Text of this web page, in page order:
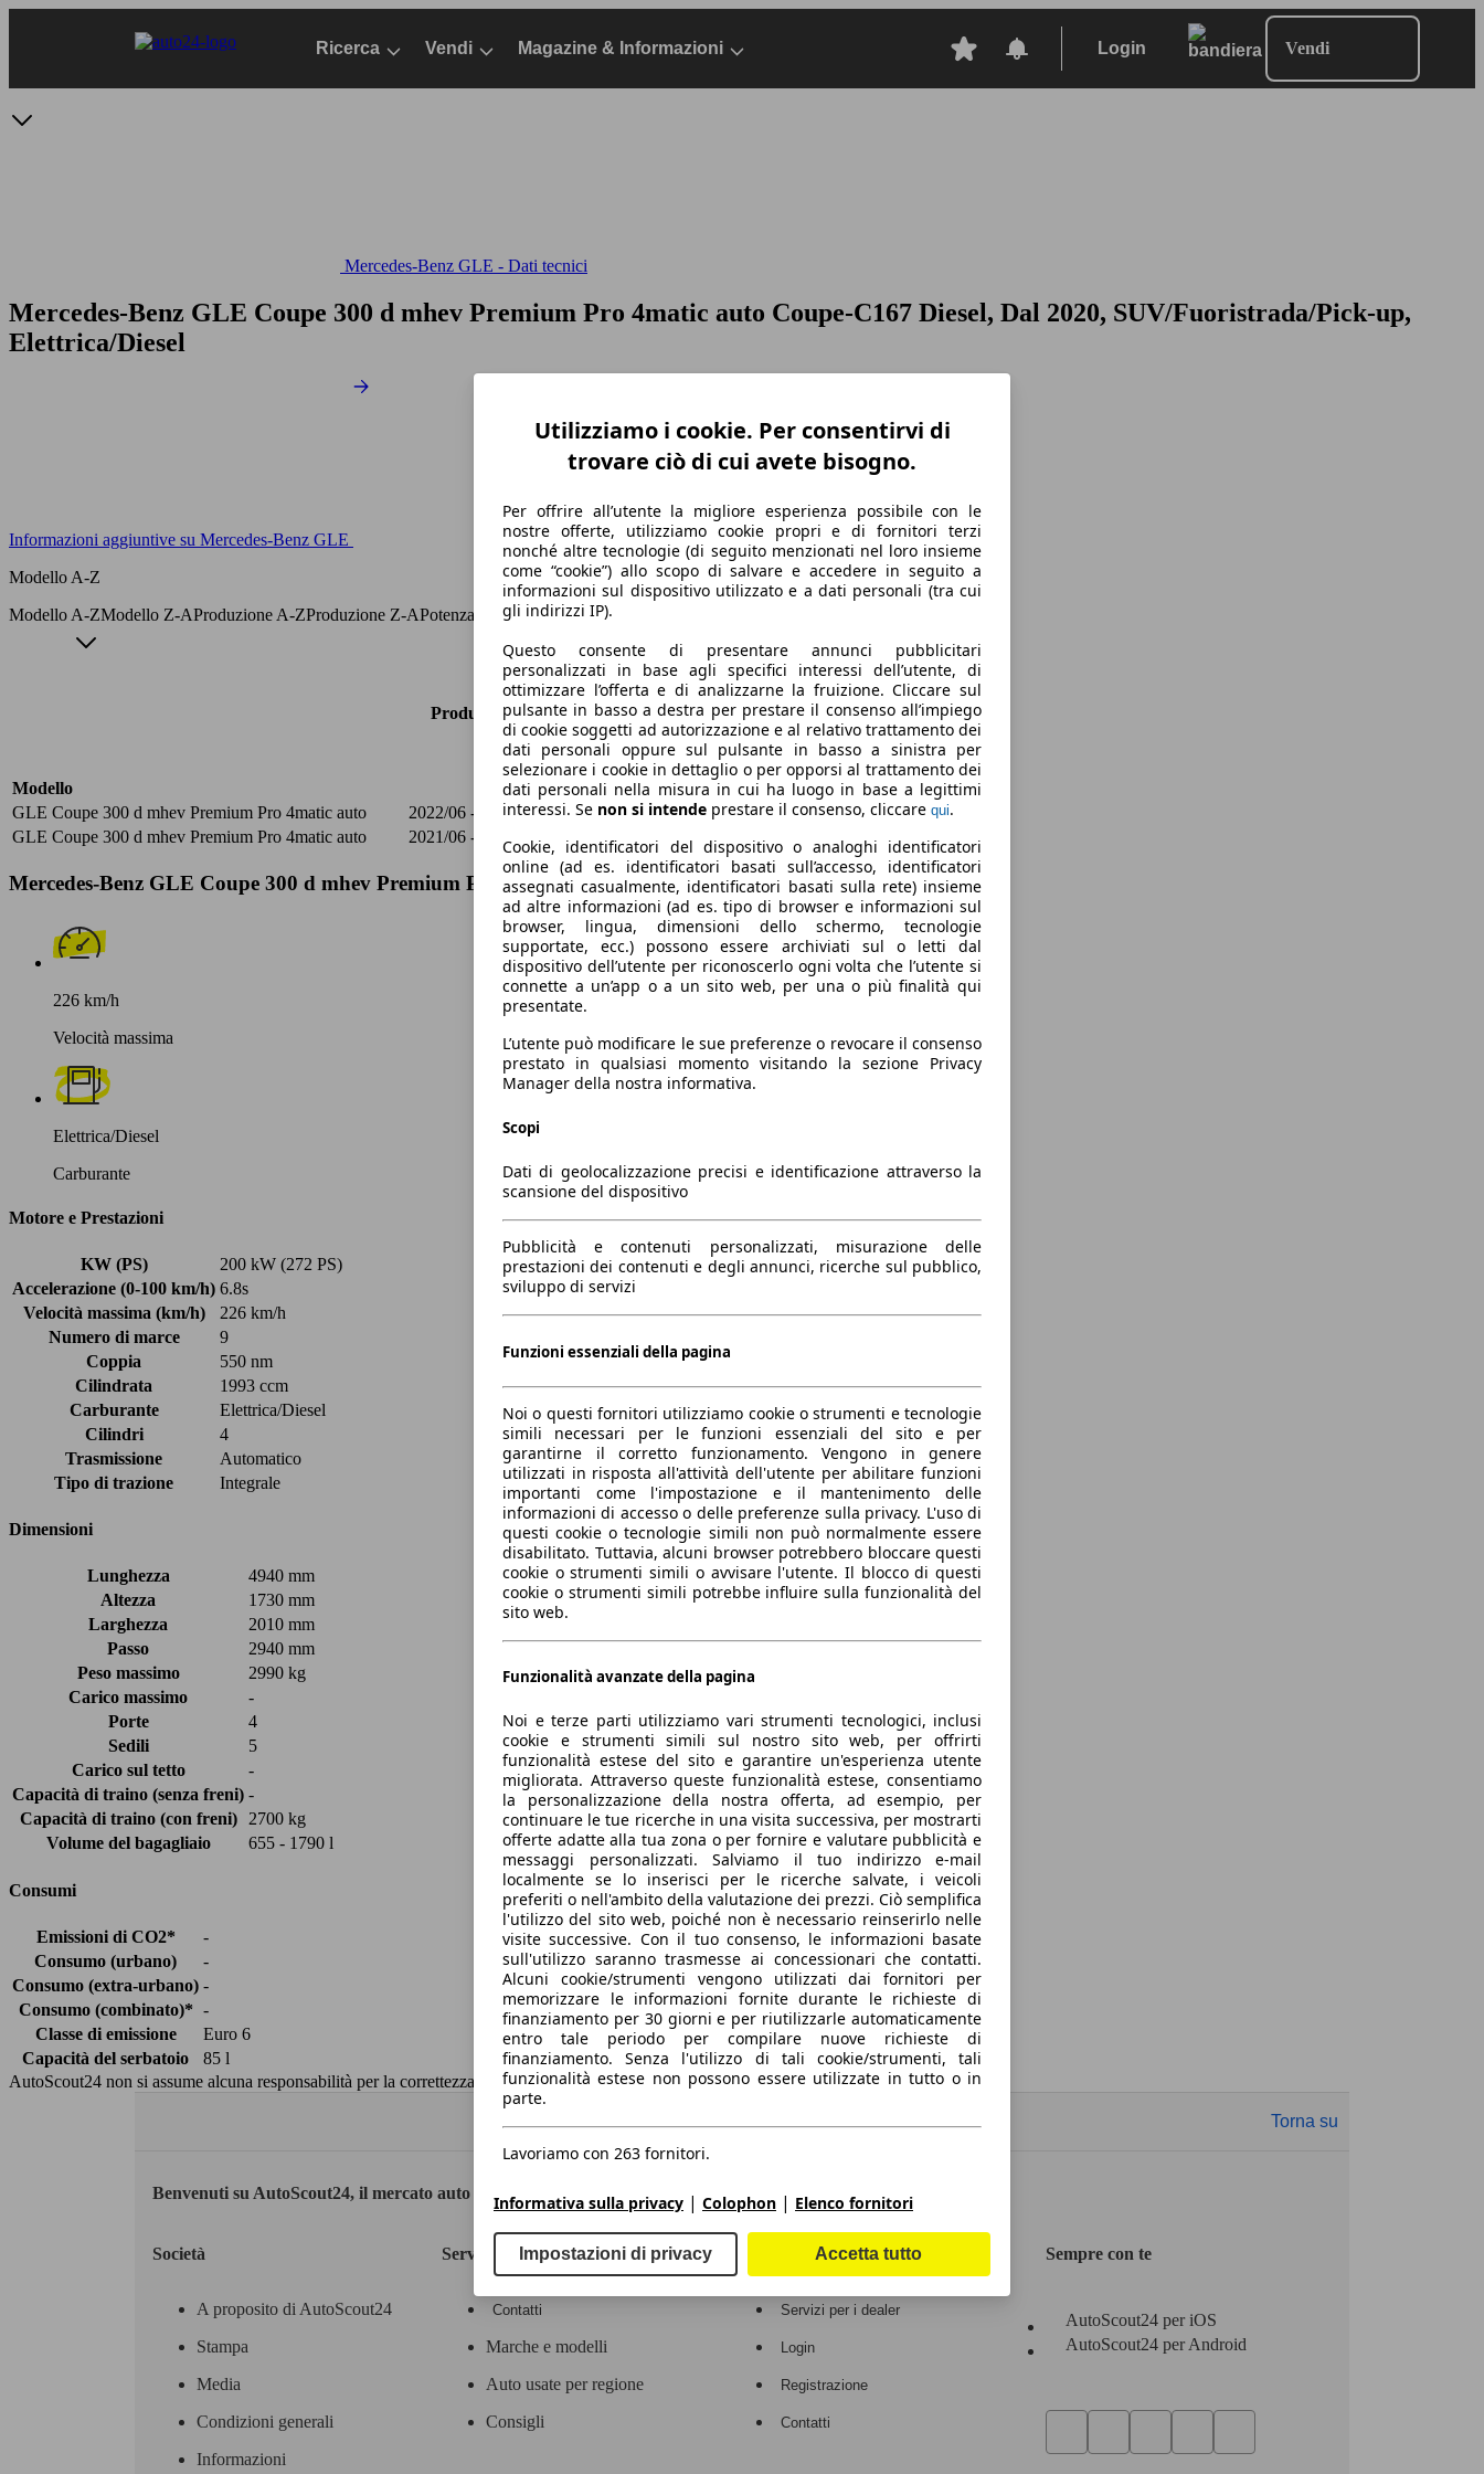
Ricerca Vendi Magazine & Informazioni Login Vendi
Mercedes-Benz GLE - Dati tecnici
Mercedes-Benz GLE Coupe 300 d mhev Premium Pro 4matic auto Coupe-C167 Diesel, Dal 2020, SUV/Fuoristrada/Pick-up,
Elettrica/Diesel
Informazioni aggiuntive su Mercedes-Benz GLE
Modello A-Z
Modello A-ZModello Z-AProduzione A-ZProduzione Z-APotenza A-ZPotenza Z-AØ Consumi A-Z
Modello
Produzione Potenza Ø Consumi
GLE Coupe 300 d mhev Premium Pro 4matic auto 2022/06 - 2023/02 200 KW (272 PS)
GLE Coupe 300 d mhev Premium Pro 4matic auto
2021/06 - 2022/06 200 KW (272 PS)
Mercedes-Benz GLE Coupe 300 d mhev Premium Pro 4matic auto Dati tecnici
226 km/h
Velocità massima
Elettrica/Diesel
Carburante
Motore e Prestazioni
KW (PS)
200 kW (272 PS)
Accelerazione (0-100 km/h) 6.8s
Velocità massima (km/h)
226 km/h
Numero di marce
9
Coppia
550 nm
Cilindrata
1993 ccm
Carburante
Elettrica/Diesel
Cilindri
4
Trasmissione
Automatico
Tipo di trazione
Integrale
Dimensioni
Lunghezza
4940 mm
Altezza
1730 mm
Larghezza
2010 mm
Passo
2940 mm
Peso massimo
2990 kg
Carico massimo
-
Porte
4
Sedili
5
Carico sul tetto
-
Capacità di traino (senza freni) -
Capacità di traino (con freni)
2700 kg
Volume del bagagliaio
655 - 1790 l
Consumi
Emissioni di CO2*
-
Consumo (urbano)
-
Consumo (extra-urbano) -
Consumo (combinato)* -
Classe di emissione
Euro 6
Capacità del serbatoio
85 l
AutoScout24 non si assume alcuna responsabilità per la correttezza dei dati.
Torna su
Benvenuti su AutoScout24, il mercato auto europeo.
Società
A proposito di AutoScout24
Stampa
Media
Condizioni generali
Informazioni
Servizi
Contatti
Marche e modelli
Auto usate per regione
Consigli
Area rivenditori
Servizi per i dealer
Login
Registrazione
Contatti
Sempre con te
AutoScout24 per iOS
AutoScout24 per Android
Utilizziamo i cookie. Per consentirvi di
trovare ciò di cui avete bisogno.
Per offrire all’utente la migliore esperienza possibile con le
nostre offerte, utilizziamo cookie propri e di fornitori terzi
nonché altre tecnologie (di seguito menzionati nel loro insieme
come “cookie”) allo scopo di salvare e accedere in seguito a
informazioni sul dispositivo utilizzato e a dati personali (tra cui
gli indirizzi IP).
Questo consente di presentare annunci pubblicitari
personalizzati in base agli specifici interessi dell’utente, di
ottimizzare l’offerta e di analizzarne la fruizione. Cliccare sul
pulsante in basso a destra per prestare il consenso all’impiego
di cookie soggetti ad autorizzazione e al relativo trattamento dei
dati personali oppure sul pulsante in basso a sinistra per
selezionare i cookie in dettaglio o per opporsi al trattamento dei
dati personali nella misura in cui ha luogo in base a legittimi
interessi. Se non si intende prestare il consenso, cliccare qui.
Cookie, identificatori del dispositivo o analoghi identificatori
online (ad es. identificatori basati sull’accesso, identificatori
assegnati casualmente, identificatori basati sulla rete) insieme
ad altre informazioni (ad es. tipo di browser e informazioni sul
browser, lingua, dimensioni dello schermo, tecnologie
supportate, ecc.) possono essere archiviati sul o letti dal
dispositivo dell’utente per riconoscerlo ogni volta che l’utente si
connette a un’app o a un sito web, per una o più finalità qui
presentate.
L’utente può modificare le sue preferenze o revocare il consenso
prestato in qualsiasi momento visitando la sezione Privacy
Manager della nostra informativa.
Scopi
Dati di geolocalizzazione precisi e identificazione attraverso la
scansione del dispositivo
Pubblicità e contenuti personalizzati, misurazione delle
prestazioni dei contenuti e degli annunci, ricerche sul pubblico,
sviluppo di servizi
Funzioni essenziali della pagina
Noi o questi fornitori utilizziamo cookie o strumenti e tecnologie
simili necessari per le funzioni essenziali del sito e per
garantirne il corretto funzionamento. Vengono in genere
utilizzati in risposta all'attività dell'utente per abilitare funzioni
importanti come l'impostazione e il mantenimento delle
informazioni di accesso o delle preferenze sulla privacy. L'uso di
questi cookie o tecnologie simili non può normalmente essere
disabilitato. Tuttavia, alcuni browser potrebbero bloccare questi
cookie o strumenti simili o avvisare l'utente. Il blocco di questi
cookie o strumenti simili potrebbe influire sulla funzionalità del
sito web.
Funzionalità avanzate della pagina
Noi e terze parti utilizziamo vari strumenti tecnologici, inclusi
cookie e strumenti simili sul nostro sito web, per offrirti
funzionalità estese del sito e garantire un'esperienza utente
migliorata. Attraverso queste funzionalità estese, consentiamo
la personalizzazione della nostra offerta, ad esempio, per
continuare le tue ricerche in una visita successiva, per mostrarti
offerte adatte alla tua zona o per fornire e valutare pubblicità e
messaggi personalizzati. Salviamo il tuo indirizzo e-mail
localmente se lo inserisci per le ricerche salvate, i veicoli
preferiti o nell'ambito della valutazione dei prezzi. Ciò semplifica
l'utilizzo del sito web, poiché non è necessario reinserirlo nelle
visite successive. Con il tuo consenso, le informazioni basate
sull'utilizzo saranno trasmesse ai concessionari che contatti.
Alcuni cookie/strumenti vengono utilizzati dai fornitori per
memorizzare le informazioni fornite durante le richieste di
finanziamento per 30 giorni e per riutilizzarle automaticamente
entro tale periodo per compilare nuove richieste di
finanziamento. Senza l'utilizzo di tali cookie/strumenti, tali
funzionalità estese non possono essere utilizzate in tutto o in
parte.
Lavoriamo con 263 fornitori.
Informativa sulla privacy | Colophon | Elenco fornitori
Impostazioni di privacy Accetta tutto